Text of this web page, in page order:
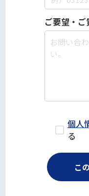
ご要望・ご
個人
る